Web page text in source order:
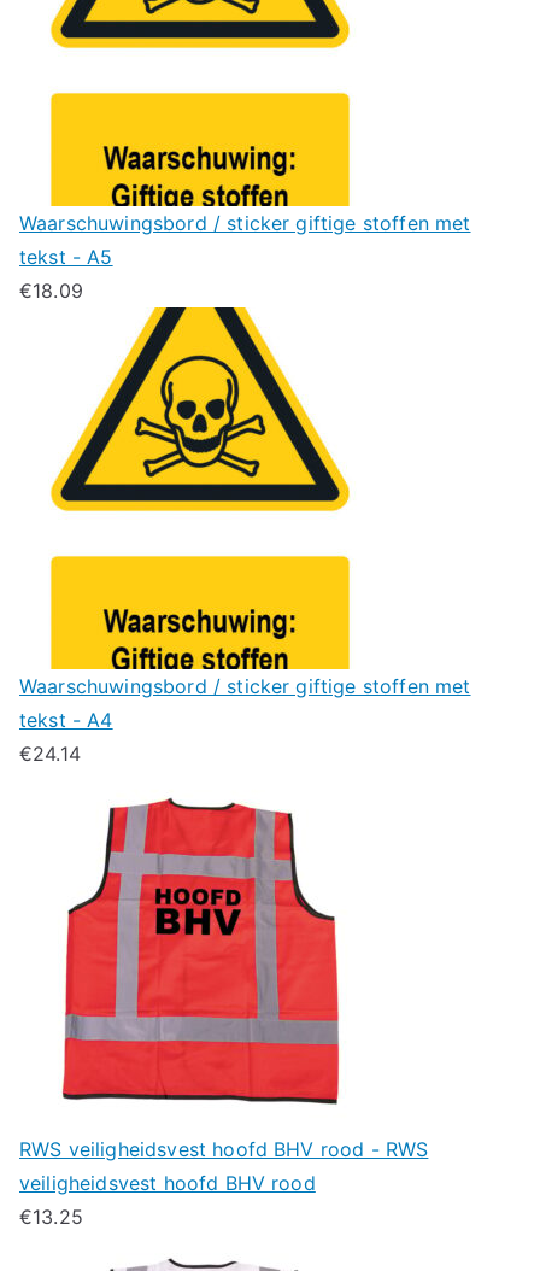
Waarschuwingsbord / sticker giftige stoffen met
tekst - A5
€18.09
Waarschuwingsbord / sticker giftige stoffen met
tekst - A4
€24.14
RWS veiligheidsvest hoofd BHV rood - RWS
veiligheidsvest hoofd BHV rood
€13.25